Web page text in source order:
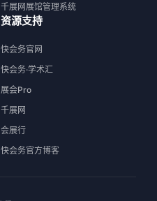
千展网展馆管理系统
资源支持
快会务官网
快会务·学术汇
展会Pro
千展网
会展行
快会务官方博客